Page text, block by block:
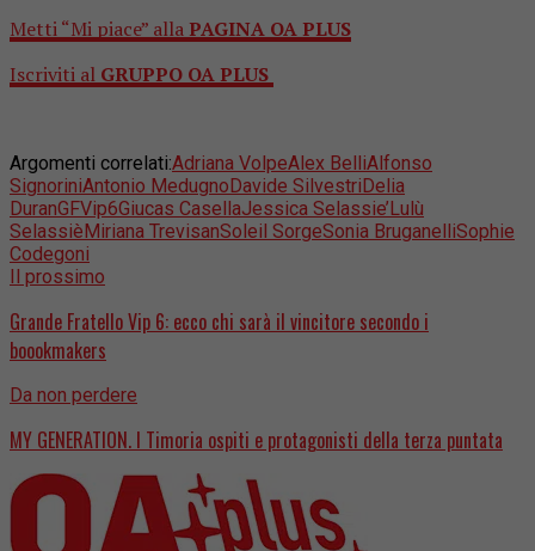
Metti “Mi piace” alla PAGINA OA PLUS
Iscriviti al GRUPPO OA PLUS
Argomenti correlati:Adriana VolpeAlex BelliAlfonso
SignoriniAntonio MedugnoDavide SilvestriDelia
DuranGFVip6Giucas CasellaJessica Selassie’Lulù
SelassièMiriana TrevisanSoleil SorgeSonia BruganelliSophie
Codegoni
Il prossimo
Grande Fratello Vip 6: ecco chi sarà il vincitore secondo i
boookmakers
Da non perdere
MY GENERATION. I Timoria ospiti e protagonisti della terza puntata